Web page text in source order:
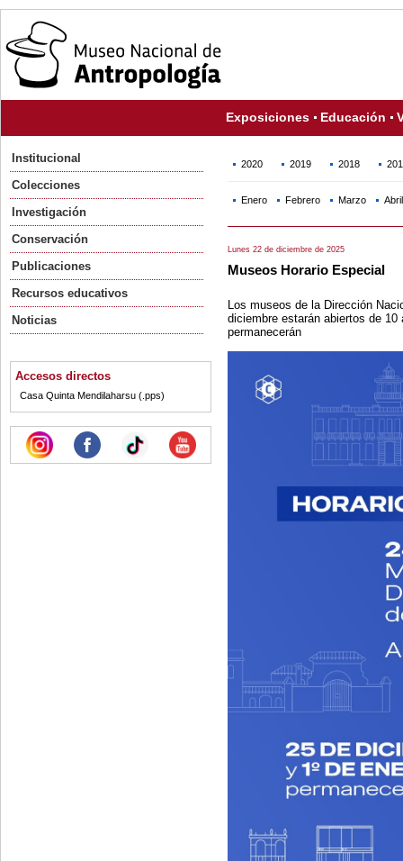
Exposiciones Educación
Institucional
Colecciones
Investigación
Conservación
Publicaciones
Recursos educativos
Noticias
Accesos directos
Casa Quinta Mendilaharsu (.pps)
2020 2019 2018
Enero Febrero Marzo Abril
Lunes 22 de diciembre de 2025
Museos Horario Especial
Los museos de la Dirección
diciembre estarán abiertos de
permanecerán